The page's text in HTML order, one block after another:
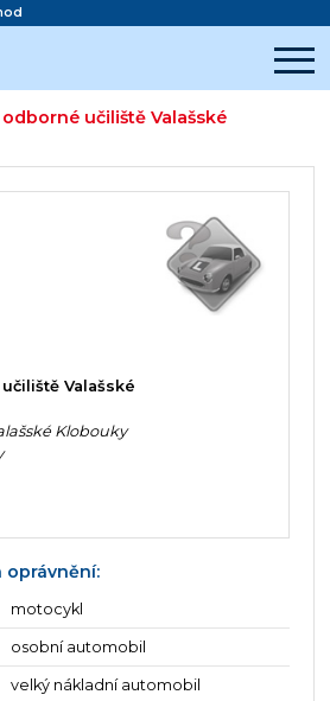
učiliště Valašské
Valašské
Klobouky
oprávnění:
motocykl
osobní automobil
velký nákladní automobil